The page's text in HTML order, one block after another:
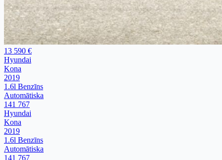
13 590 €
Hyundai
Kona
2019
1.6l Benzīns
Automātiska
141 767
Hyundai
Kona
2019
1.6l Benzīns
Automātiska
141 767